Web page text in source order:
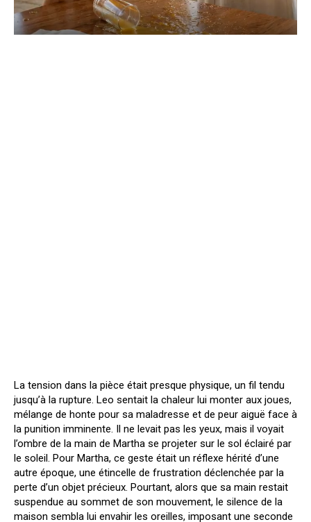
La tension dans la pièce était presque physique, un fil tendu
jusqu’à la rupture. Leo sentait la chaleur lui monter aux joues,
mélange de honte pour sa maladresse et de peur aiguë face à
la punition imminente. Il ne levait pas les yeux, mais il voyait
l’ombre de la main de Martha se projeter sur le sol éclairé par
le soleil. Pour Martha, ce geste était un réflexe hérité d’une
autre époque, une étincelle de frustration déclenchée par la
perte d’un objet précieux. Pourtant, alors que sa main restait
suspendue au sommet de son mouvement, le silence de la
maison sembla lui envahir les oreilles, imposant une seconde